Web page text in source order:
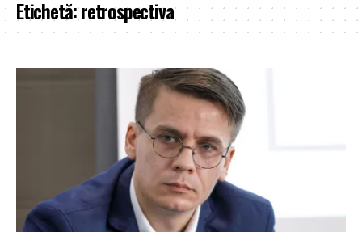
Etichetă:retrospectiva